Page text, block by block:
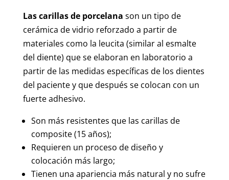
Las carillas de porcelana son un tipo de
cerámica de vidrio reforzado a partir de
materiales como la leucita (similar al esmalte
del diente) que se elaboran en laboratorio a
partir de las medidas específicas de los dientes
del paciente y que después se colocan con un
fuerte adhesivo.
Son más resistentes que las carillas de
composite (15 años);
Requieren un proceso de diseño y
colocación más largo;
Tienen una apariencia más natural y no sufre